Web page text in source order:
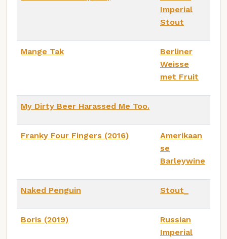
Imperial
Stout
Mange Tak
Berliner
Weisse
met Fruit
My Dirty Beer Harassed Me Too.
Franky Four Fingers (2016)
Amerikaan
se
Barleywine
Naked Penguin Stout_
Boris (2019)
Russian
Imperial